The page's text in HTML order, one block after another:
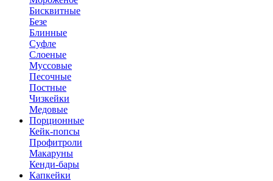
Бисквитные
Безе
Блинные
Суфле
Слоеные
Муссовые
Песочные
Постные
Чизкейки
Медовые
Порционные
Кейк-попсы
Профитроли
Макаруны
Кенди-бары
Капкейки